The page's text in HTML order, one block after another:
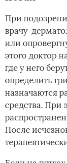
При
врачу-
или
этого доктор
где у него
определить
назначаются
средства. При
После